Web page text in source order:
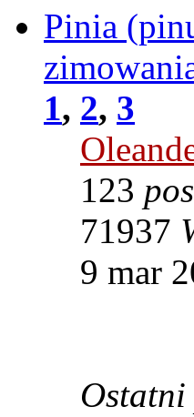
Pinia
1, 2, 3
123
71937
9 mar
Ostatni